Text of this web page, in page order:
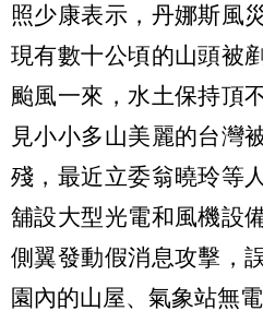
照少康表示，丹娜斯風
現有數十公頃的山頭被
颱風一來，水土保持頂
見小小多山美麗的台灣
殘，最近立委翁曉玲等
舖設大型光電和風機設
側翼發動假消息攻擊，
園內的山屋、氣象站無電